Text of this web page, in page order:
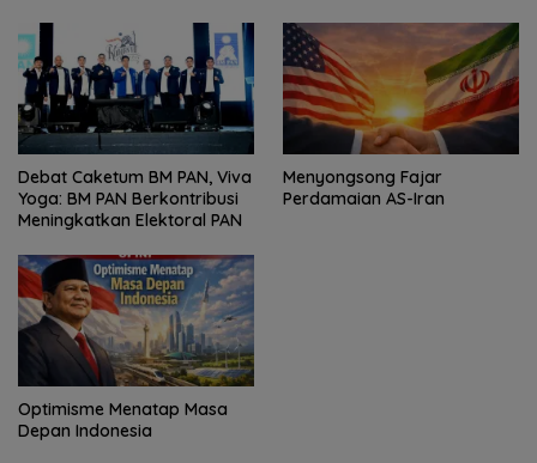
Politik
Debat Caketum BM PAN, Viva
Yoga: BM PAN Berkontribusi
Meningkatkan Elektoral PAN
Menyongsong Fajar
Perdamaian AS-Iran
Optimisme Menatap Masa
Depan Indonesia